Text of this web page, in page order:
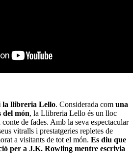
la llibreria Lello. Considerada com una
del món, la Llibreria Lello és un lloc
de fades. Amb la seva espectacular
vitralls i prestatgeries repletes de
a visitants de tot el món. Es diu que
per a J.K. Rowling mentre escrivia